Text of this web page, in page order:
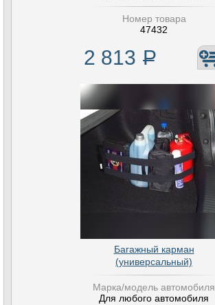
Номер товара
47432
2 813 Р
Багажный карман
(универсальный)
Марка/модель автомобиля
Для любого автомобиля